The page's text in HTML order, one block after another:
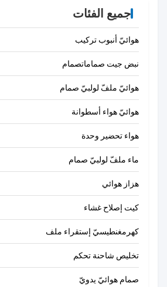
جميع الفئات
هوائيّ أنبوب تركيب
نبض جيت صماماتصمام
هوائيّ ملفّ لولبيّ صمام
هوائيّ هواء أسطوانة
هواء تحضير وحدة
ماء ملفّ لولبيّ صمام
هزاز هوائي
كيت إصلاح غشاء
كهرمغنطيسيّ إستقراء ملف
تخليص شاحنة تحكم
صمام هوائيّ يدويّ